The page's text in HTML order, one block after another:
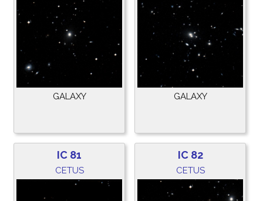
GALAXY GALAXY
IC 81
CETUS
IC 82
CETUS